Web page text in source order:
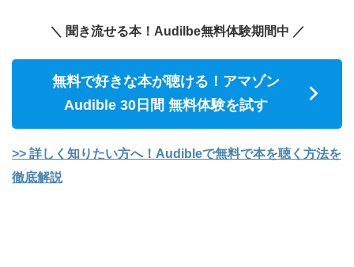
＼ 聞き流せる本！Audilbe無料体験期間中 ／
無料で好きな本が聴ける！アマゾン
Audible 30日間 無料体験を試す
>> 詳しく知りたい方へ！Audibleで無料で本を聴く方法を
徹底解説